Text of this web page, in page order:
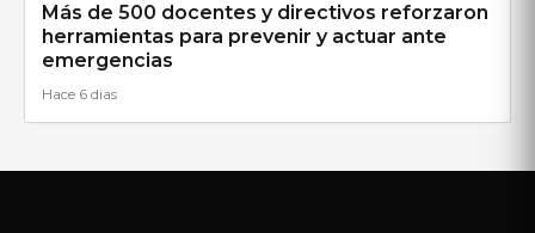
Más de 500 docentes y directivos reforzaron
herramientas para prevenir y actuar ante
emergencias
Hace 6 dias